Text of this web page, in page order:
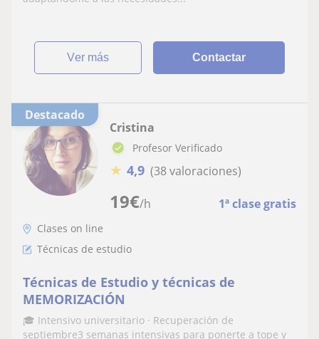
ver más Contactar
Destacado
19€/h 1ª clase gratis
Cristina
Profesor Verificado
★ 4,9 (38 valoraciones)
Clases on line
Técnicas de estudio
Técnicas de Estudio y técnicas de
MEMORIZACIÓN
🎓 Intensivo universitario · Recuperación de
septiembre3 semanas intensivas para ponerte a tope y